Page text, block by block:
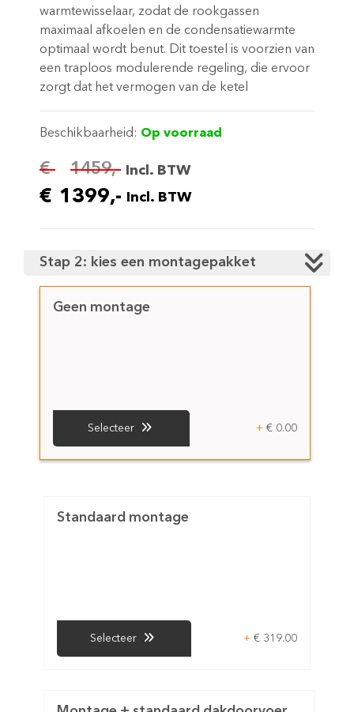
warmtewisselaar, zodat de rookgassen
maximaal afkoelen en de condensatiewarmte
optimaal wordt benut. Dit toestel is voorzien van
een traploos modulerende regeling, die ervoor
zorgt dat het vermogen van de ketel
Beschikbaarheid: Op voorraad
€ 1459,- Incl. BTW
€ 1399,- Incl. BTW
Stap 2: kies een montagepakket
Geen montage
Selecteer + € 0.00
Standaard montage
Selecteer + € 319.00